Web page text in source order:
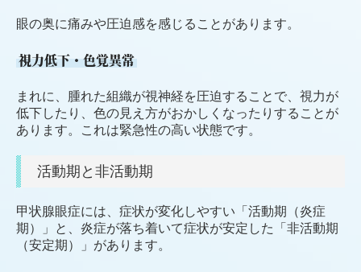
眼の奥に痛みや圧迫感を感じることがあります。
視力低下・色覚異常
まれに、腫れた組織が視神経を圧迫することで、視力が
低下したり、色の見え方がおかしくなったりすることが
あります。これは緊急性の高い状態です。
活動期と非活動期
甲状腺眼症には、症状が変化しやすい「活動期（炎症
期）」と、炎症が落ち着いて症状が安定した「非活動期
（安定期）」があります。